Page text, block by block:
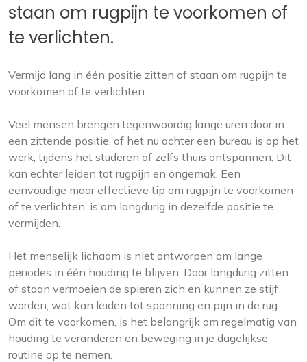
staan ​​om rugpijn te voorkomen of
te verlichten.
Vermijd lang in één positie zitten of staan ​​om rugpijn te
voorkomen of te verlichten
Veel mensen brengen tegenwoordig lange uren door in
een zittende positie, of het nu achter een bureau is op het
werk, tijdens het studeren of zelfs thuis ontspannen. Dit
kan echter leiden tot rugpijn en ongemak. Een
eenvoudige maar effectieve tip om rugpijn te voorkomen
of te verlichten, is om langdurig in dezelfde positie te
vermijden.
Het menselijk lichaam is niet ontworpen om lange
periodes in één houding te blijven. Door langdurig zitten
of staan ​​vermoeien de spieren zich en kunnen ze stijf
worden, wat kan leiden tot spanning en pijn in de rug.
Om dit te voorkomen, is het belangrijk om regelmatig van
houding te veranderen en beweging in je dagelijkse
routine op te nemen.